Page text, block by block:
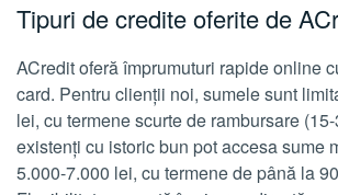
Tipuri de credite oferite de
ACredit oferă împrumuturi rapide online
card. Pentru clienții noi, sumele sunt
lei, cu termene scurte de rambursare
existenți cu istoric bun pot accesa sume
5.000-7.000 lei, cu termene de până la